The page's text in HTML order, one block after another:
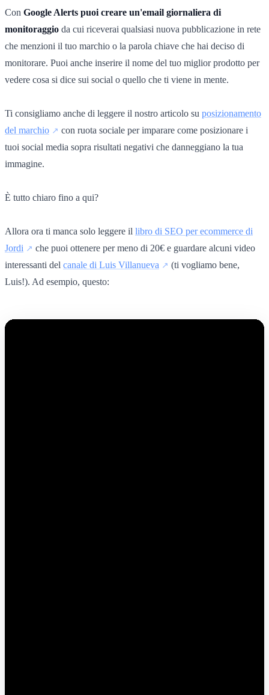
Con Google Alerts puoi creare un'email giornaliera di
monitoraggio da cui riceverai qualsiasi nuova pubblicazione in rete
che menzioni il tuo marchio o la parola chiave che hai deciso di
monitorare. Puoi anche inserire il nome del tuo miglior prodotto per
vedere cosa si dice sui social o quello che ti viene in mente.
Ti consigliamo anche di leggere il nostro articolo su posizionamento
del marchio
con ruota sociale per imparare come posizionare i
tuoi social media sopra risultati negativi che danneggiano la tua
immagine.
È tutto chiaro fino a qui?
Allora ora ti manca solo leggere il libro di SEO per ecommerce di
Jordi
che puoi ottenere per meno di 20€ e guardare alcuni video
interessanti del canale di Luis Villanueva
(ti vogliamo bene,
Luis!). Ad esempio, questo: